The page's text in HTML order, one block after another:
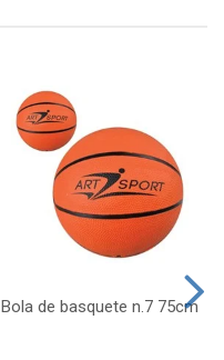
Bola de basquete n.7 75cm